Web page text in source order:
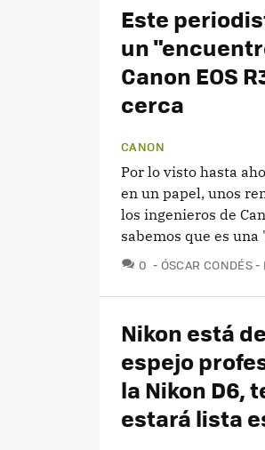
Este
un
Canon EOS
cerca
CANON
Por lo visto hasta
en un papel, unos
los ingenieros de
sabemos que es
0 COMENTARIOS
ÓSCAR CONDÉS
Nikon está
espejo
la Nikon D6,
estará lista